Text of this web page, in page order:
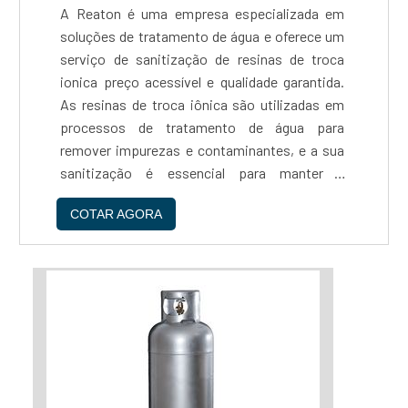
qualidade para seus clientes. Se você busca
um serviço de ativação de resinas ionica preço
justo e de confiança, não hesite em contatar a
Reaton....
A Reaton é uma empresa especializada em
soluções de tratamento de água e oferece um
serviço de sanitização de resinas de troca
ionica preço acessível e qualidade garantida.
As resinas de troca iônica são utilizadas em
processos de tratamento de água para
remover impurezas e contaminantes, e a sua
sanitização é essencial para manter a
eficiência do processo e prolongar a vida útil
das resinas.O processo de sanitização da
Reaton é realizado por profissionais
altamente capacitados e utiliza produtos
químicos de alta qualidade, garantindo a
eliminação de bactérias, fungos e outros
micro-organismos que possam comprometer
a qualidade da água tratada. Além disso, a
empresa utiliza equipamentos modernos e
COTAR AGORA